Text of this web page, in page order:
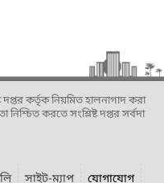
কর্তৃক নিয়মিত হালনাগাদ করা
নিশ্চিত করতে সংশ্লিষ্ট দপ্তর সর্বদা
সাইট-ম্যাপ যোগাযোগ